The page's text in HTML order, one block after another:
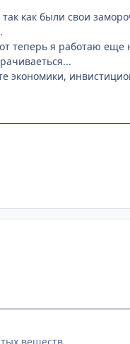
как были свои
теперь я работаю еще
экономики,